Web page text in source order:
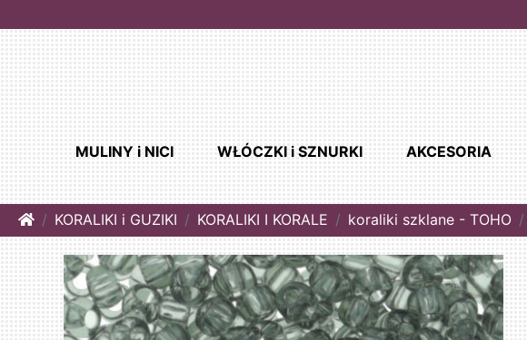
MULINY i NICI WŁÓCZKI i SZNURKI AKCESORIA
HomeKORALIKI i GUZIKI KORALIKI I KORALE koraliki szklane - TOHO